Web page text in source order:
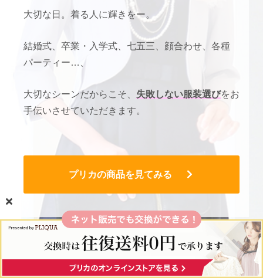
大切な日。着る人に輝きをー。
結婚式、卒業・入学式、七五三、顔合わせ、各種
パーティー…、
大切なシーンだからこそ、 失敗しない服装選びをお
手伝いさせていただきます。
プリカの商品を見てみる